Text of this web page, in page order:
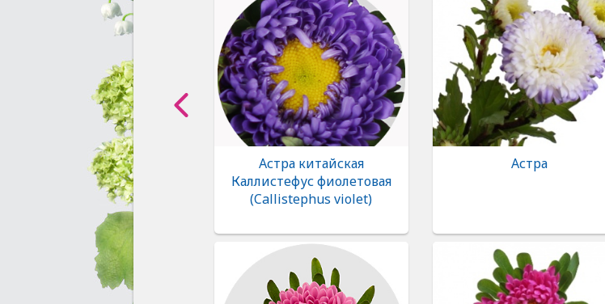
Астра китайская
Каллистефус фиолетовая
(Callistephus violet)
Астра